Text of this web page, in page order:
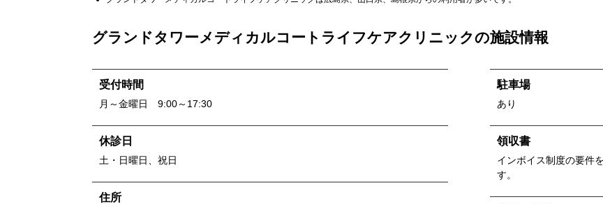
グランドタワーメディカルコートライフケアクリニックの施設情報
受付時間
月～金曜日 9:00～17:30
休診日
土・日曜日、祝日
住所
駐車場
あり
領収書
インボイス制度の要件
す。